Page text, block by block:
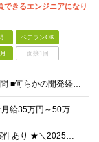
できるエンジニアになり
ベテランOK
面接1回
◎第二新卒大歓迎！ ■学歴不問 ■何らかの開発経験またはプログラミングや保守・運用のご経験 ※言語や経験年数は不問 ＜こんな方にピッタリです＞ □ 上流のスキルを身につけたい □ 技術以外のスキルを
★想定年収750万円も可！ ★月給35万円～50万円＋賞与年2回（賞与昨年実績3.2ヶ月）＋各種手当＋住宅手当あり(最大1万5千円) ※経験やスキルを考慮して決定します。 ※上記月給には一律支給の住
◎転勤なし ◎フルリモート案件あり ★＼2025年10月20日にNEWオフィス移転／★ ━━━━━━━━━━━━━━━━━━━━━━ AMG Solutionは、日本橋大伝馬町に移転！ 移転に向けて